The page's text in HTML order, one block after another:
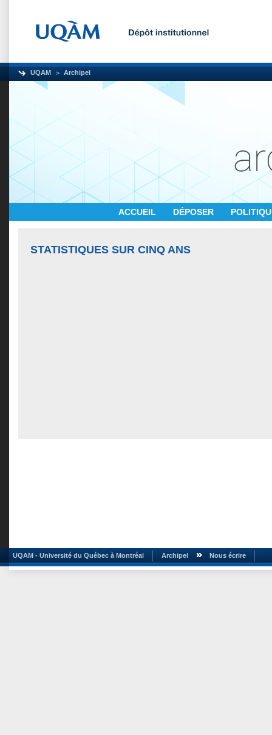
UQAM Archipel
ACCUEIL DÉPOSER
STATISTIQUES SUR CINQ ANS
UQAM - Université du Québec à Montréal Archipel Nous écrire